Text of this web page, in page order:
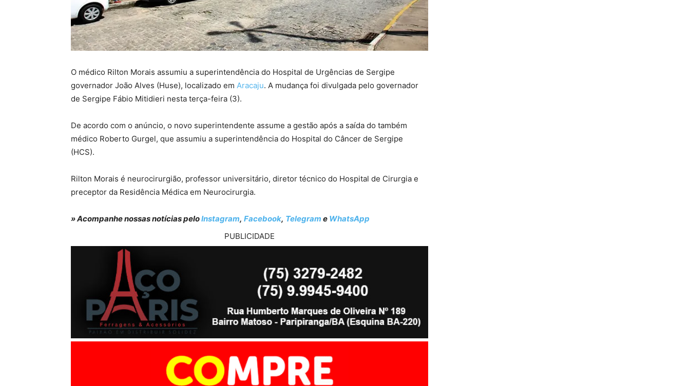
O médico Rilton Morais assumiu a superintendência do Hospital de Urgências de Sergipe
governador João Alves (Huse), localizado em Aracaju. A mudança foi divulgada pelo governador
de Sergipe Fábio Mitidieri nesta terça-feira (3).
De acordo com o anúncio, o novo superintendente assume a gestão após a saída do também
médico Roberto Gurgel, que assumiu a superintendência do Hospital do Câncer de Sergipe
(HCS).
Rilton Morais é neurocirurgião, professor universitário, diretor técnico do Hospital de Cirurgia e
preceptor da Residência Médica em Neurocirurgia.
» Acompanhe nossas notícias peloInstagram, Facebook, Telegram e WhatsApp
PUBLICIDADE